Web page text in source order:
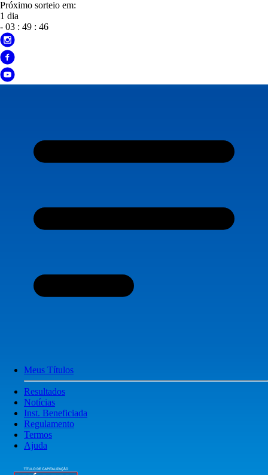
Próximo sorteio em:
1 dia
- 03 : 49 : 45
Meus Títulos
Resultados
Notícias
Inst. Beneficiada
Regulamento
Termos
Ajuda